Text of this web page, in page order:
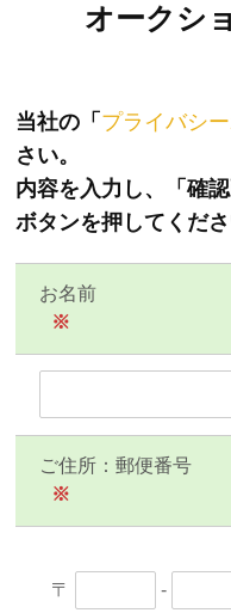
オークシ
当社の「 プライバシ
さい。
内容を入力し、「確
ボタンを押してくださ
お名前
※
ご住所：郵便番号
※
〒 -